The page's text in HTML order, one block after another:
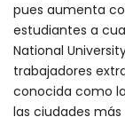
pues aumenta
estudiantes a
National
trabajadores
conocida como
las ciudades